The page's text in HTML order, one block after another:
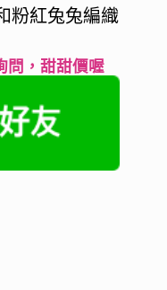
粉紅兔兔編織
問，甜甜價喔